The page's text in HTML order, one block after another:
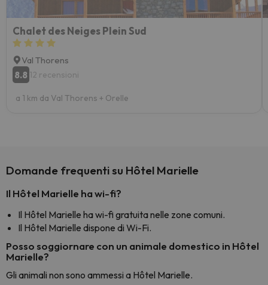
Chalet des Neiges Plein Sud
Val Thorens
8.8 12 recensioni
a 1 km da Val Thorens + Orelle
Domande frequenti su Hôtel Marielle
Il Hôtel Marielle ha wi-fi?
Il Hôtel Marielle ha wi-fi gratuita nelle zone comuni.
Il Hôtel Marielle dispone di Wi-Fi.
Posso soggiornare con un animale domestico in Hôtel
Marielle?
Gli animali non sono ammessi a Hôtel Marielle.